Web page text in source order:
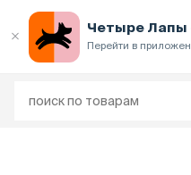
Четыре Лапы
Перейти в